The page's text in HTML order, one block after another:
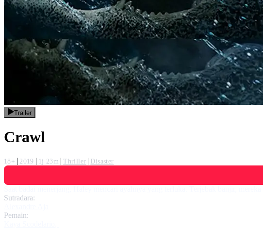
Trailer
Crawl
18+ 2019 1j 23m Thriller
Disaster
Sutradara:
Pemain: